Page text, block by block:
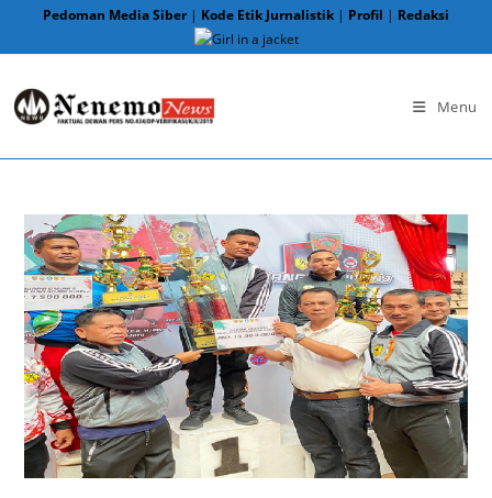
Pedoman Media Siber| Kode Etik Jurnalistik | Profil | Redaksi
Menu